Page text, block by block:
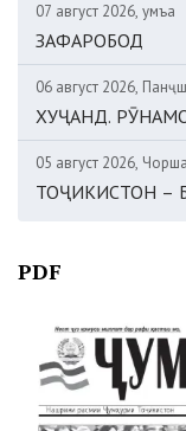
07 август 2026, Ҷумъа
ЗАФАРОБОД
06 август 2026,
ХУҶАНД.
05 август 2026,
ТОҶИКИСТОН –
PDF